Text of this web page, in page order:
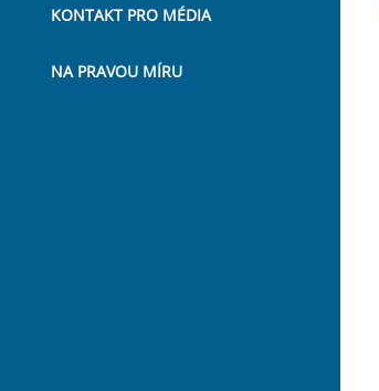
KONTAKT PRO MÉDIA
NA PRAVOU MÍRU